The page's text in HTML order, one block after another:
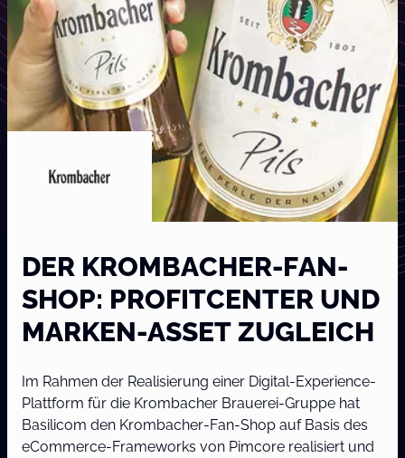
DER KROMBACHER-FAN-
SHOP: PROFITCENTER UND
MARKEN-ASSET ZUGLEICH
Im Rahmen der Realisierung einer Digital-Experience-
Plattform für die Krombacher Brauerei-Gruppe hat
Basilicom den Krombacher-Fan-Shop auf Basis des
eCommerce-Frameworks von Pimcore realisiert und